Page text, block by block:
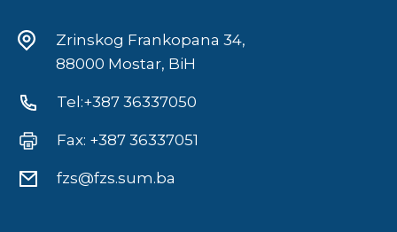
Zrinskog Frankopana 34,
88000 Mostar, BiH
Tel:+387 36337050
Fax: +387 36337051
fzs@fzs.sum.ba